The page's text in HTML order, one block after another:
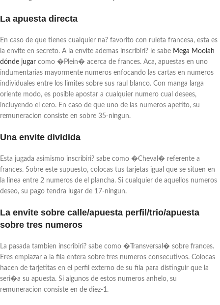
La apuesta directa
En caso de que tienes cualquier na? favorito con ruleta francesa, esta es
la envite en secreto. A la envite ademas inscribiri? le sabe Mega Moolah
dónde jugar como �Plein� acerca de frances. Aca, apuestas en uno
indumentarias mayormente numeros enfocando las cartas en numeros
individuales entre los limites sobre sus raul blanco. Con manga larga
oriente modo, es posible apostar a cualquier numero cual desees,
incluyendo el cero. En caso de que uno de las numeros apetito, su
remuneracion consiste en sobre 35-ningun.
Una envite dividida
Esta jugada asimismo inscribiri? sabe como �Cheval� referente a
frances. Sobre este supuesto, colocas tus tarjetas igual que se situen en
la linea entre 2 numeros de el plancha. Si cualquier de aquellos numeros
deseo, su pago tendra lugar de 17-ningun.
La envite sobre calle/apuesta perfil/trio/apuesta
sobre tres numeros
La pasada tambien inscribiri? sabe como �Transversal� sobre frances.
Eres emplazar a la fila entera sobre tres numeros consecutivos. Colocas
hacen de tarjetitas en el perfil externo de su fila para distinguir que la
seri�a su apuesta. Si algunos de estos numeros anhelo, su
remuneracion consiste en de diez-1.